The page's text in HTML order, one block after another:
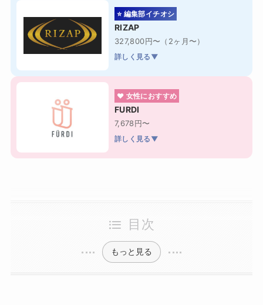
⭐ 編集部イチオシ
RIZAP
327,800円〜（2ヶ月〜）
詳しく見る▼
❤ 女性におすすめ
FURDI
7,678円〜
詳しく見る▼
目次
もっと見る